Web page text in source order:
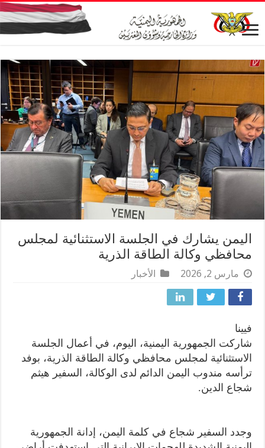
اليمن يشارك في الجلسة الاستثنائية لمجلس
محافظي وكالة الطاقة الذرية
مارس 2, 2026 الأخبار
فيينا
شاركت الجمهورية اليمنية، اليوم، في أعمال الجلسة
الاستثنائية لمجلس محافظي وكالة الطاقة الذرية، بوفد
ترأسه مندوب اليمن الدائم لدى الوكالة، السفير هيثم
شجاع الدين.
وجدد السفير شجاع في كلمة اليمن، إدانة الجمهورية